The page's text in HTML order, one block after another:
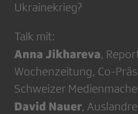
Ukrainekrieg?
Talk mit:
Anna Jikhareva,
Wochenzeitung, Co-
Schweizer
David Nauer,